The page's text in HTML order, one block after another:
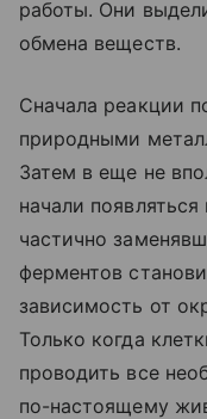
работы. Они
обмена веществ.
Сначала реакции
природными
Затем в еще не
начали
частично
ферментов
зависимость от
Только когда
проводить все
по-настоящему